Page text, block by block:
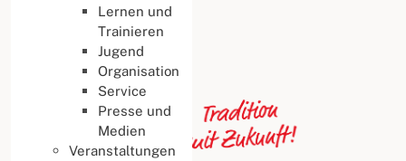
Lernen und
Trainieren
Jugend
Organisation
Service
Presse und
Medien
Veranstaltungen